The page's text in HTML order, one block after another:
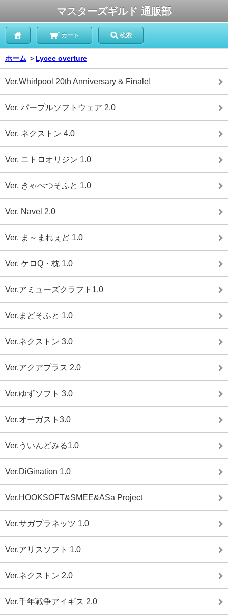
マスターズギルド 通販部
カート 検索
ホーム ＞ Lycee overture
Ver.Whirlpool 20th Anniversary & Finale!
Ver. パープルソフトウェア 2.0
Ver. ネクストン 4.0
Ver. ニトロオリジン 1.0
Ver. きゃべつそふと 1.0
Ver. Navel 2.0
Ver. ま～まれぇど 1.0
Ver. ケロQ・枕 1.0
Ver.アミューズクラフト1.0
Ver.まどそふと 1.0
Ver.ネクストン 3.0
Ver.アクアプラス 2.0
Ver.ゆずソフト 3.0
Ver.オーガスト3.0
Ver.ういんどみる1.0
Ver.DiGination 1.0
Ver.HOOKSOFT&SMEE&ASa Project
Ver.サガプラネッツ 1.0
Ver.アリスソフト 1.0
Ver.ネクストン 2.0
Ver.千年戦争アイギス 2.0